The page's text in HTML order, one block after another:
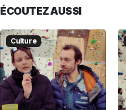
ÉCOUTEZ AUSSI
Culture